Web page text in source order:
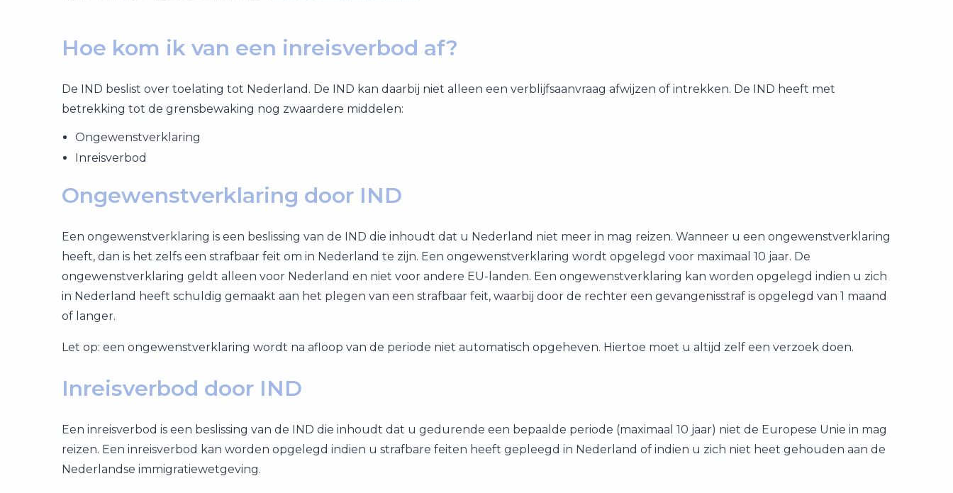
Hoe kom ik van een inreisverbod af?
De IND beslist over toelating tot Nederland. De IND kan daarbij niet alleen een verblijfsaanvraag afwijzen of intrekken. De IND heeft met
betrekking tot de grensbewaking nog zwaardere middelen:
Ongewenstverklaring
Inreisverbod
Ongewenstverklaring door IND
Een ongewenstverklaring is een beslissing van de IND die inhoudt dat u Nederland niet meer in mag reizen. Wanneer u een ongewenstverklaring
heeft, dan is het zelfs een strafbaar feit om in Nederland te zijn. Een ongewenstverklaring wordt opgelegd voor maximaal 10 jaar. De
ongewenstverklaring geldt alleen voor Nederland en niet voor andere EU-landen. Een ongewenstverklaring kan worden opgelegd indien u zich
in Nederland heeft schuldig gemaakt aan het plegen van een strafbaar feit, waarbij door de rechter een gevangenisstraf is opgelegd van 1 maand
of langer.
Let op: een ongewenstverklaring wordt na afloop van de periode niet automatisch opgeheven. Hiertoe moet u altijd zelf een verzoek doen.
Inreisverbod door IND
Een inreisverbod is een beslissing van de IND die inhoudt dat u gedurende een bepaalde periode (maximaal 10 jaar) niet de Europese Unie in mag
reizen. Een inreisverbod kan worden opgelegd indien u strafbare feiten heeft gepleegd in Nederland of indien u zich niet heet gehouden aan de
Nederlandse immigratiewetgeving.